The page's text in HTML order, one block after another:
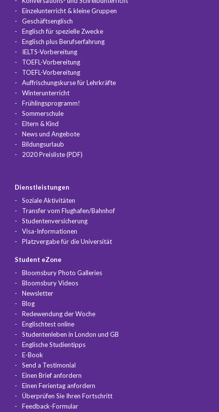
Einzelunterricht & kleine Gruppen
Geschäftsenglisch
Englisch für spezielle Zwecke
Englisch plus Berufserfahrung
IELTS-Vorbereitung
TOEFL-Vorbereitung
TOEFL-Vorbereitung
Auffrischungskurse für Lehrkräfte
Winterunterricht
Frühlingsprogramm!
Sommerschule
Eltern & Kind
News und Angebote
Bildungsurlaub
2020 Preisliste (PDF)
Dienstleistungen
Soziale Aktivitäten
Transfer vom Flughafen/Bahnhof
Studentenversicherung
Visa-Informationen
Platzvergabe für die Universität
Student eZone
Bloomsbury Photo Galleries
Bloomsbury Videos
Newsletter
Blog
Redewendung der Woche
Englischtest online
Studentenleben in London und GB
Englische Studientipps
E-Book
Send a Testimonial
Einen Brief anfordern
Einen Ferientag anfordern
Überprüfen Sie Ihren Fortschritt
Feedback-Formular